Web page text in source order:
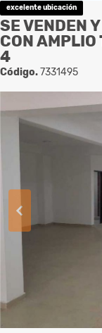
excelente ubicación
SE VENDEN
CON
4
Código.7331495